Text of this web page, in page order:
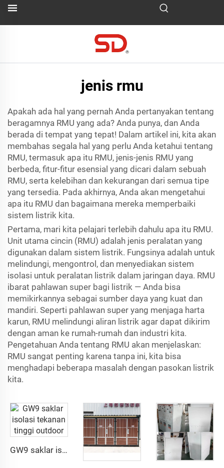
jenis rmu
Apakah ada hal yang pernah Anda pertanyakan tentang
beragamnya RMU yang ada? Anda punya, dan Anda
berada di tempat yang tepat! Dalam artikel ini, kita akan
membahas segala hal yang perlu Anda ketahui tentang
RMU, termasuk apa itu RMU, jenis-jenis RMU yang
berbeda, fitur-fitur esensial yang dicari dalam sebuah
RMU, serta kelebihan dan kekurangan dari semua tipe
yang tersedia. Pada akhirnya, Anda akan mengetahui
apa itu RMU dan bagaimana mereka memperbaiki
sistem listrik kita.
Pertama, mari kita pelajari terlebih dahulu apa itu RMU.
Unit utama cincin (RMU) adalah jenis peralatan yang
digunakan dalam sistem listrik. Fungsinya adalah untuk
melindungi, mengontrol, dan menyediakan sistem
isolasi untuk peralatan listrik dalam jaringan daya. RMU
ibarat pahlawan super bagi listrik — Anda bisa
memikirkannya sebagai sumber daya yang kuat dan
mandiri. Seperti pahlawan super yang menjaga harta
karun, RMU melindungi aliran listrik agar dapat dikirim
dengan aman ke rumah-rumah dan industri kita.
Pengetahuan Anda tentang RMU akan menjelaskan:
RMU sangat penting karena tanpa ini, kita bisa
menghadapi beberapa masalah dengan pasokan listrik
kita.
GW9 saklar isolasi tekanan tinggi outdoor